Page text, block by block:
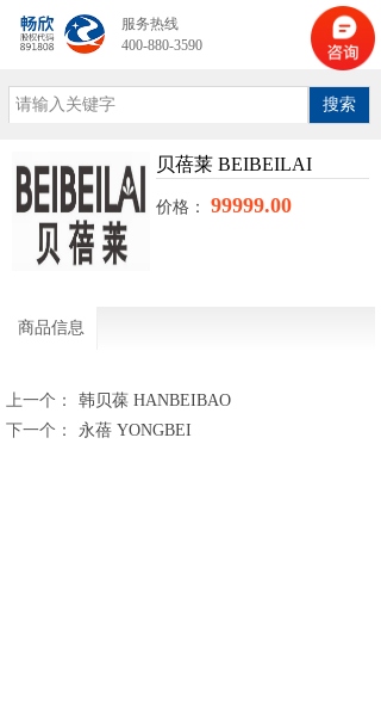
搜索
贝蓓莱 BEIBEILAI
价格： 99999.00
商品信息
上一个：
韩贝葆 HANBEIBAO
下一个：
永蓓 YONGBEI
服务热线
400-880-3590